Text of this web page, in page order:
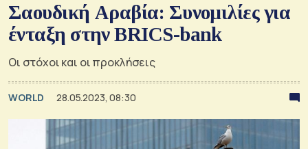
Σαουδική Αραβία: Συνομιλίες για
ένταξη στην BRICS-bank
Οι στόχοι και οι προκλήσεις
WORLD 28.05.2023, 08:30